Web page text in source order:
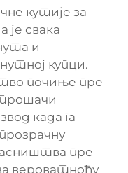
кутије за
је свака
и
купци.
почиње пре
када га
пре
вероватноћу